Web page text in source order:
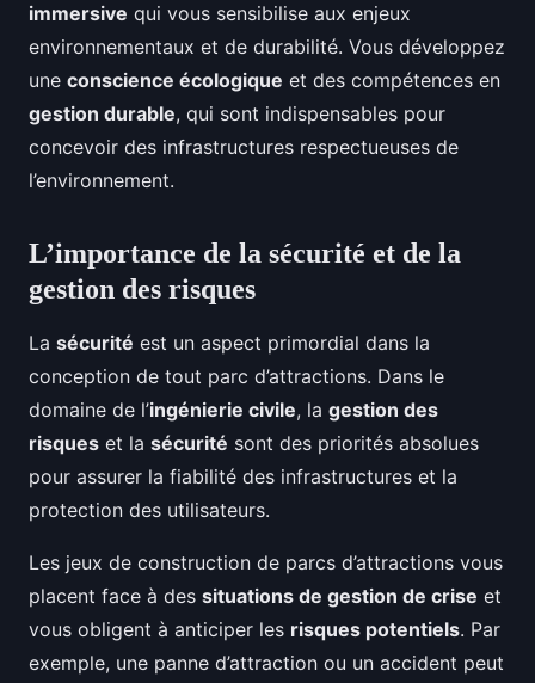
immersive qui vous sensibilise aux enjeux
environnementaux et de durabilité. Vous développez
une conscience écologique et des compétences en
gestion durable, qui sont indispensables pour
concevoir des infrastructures respectueuses de
l’environnement.
L’importance de la sécurité et de la
gestion des risques
La sécurité est un aspect primordial dans la
conception de tout parc d’attractions. Dans le
domaine de l’ingénierie civile, la gestion des
risques et la sécurité sont des priorités absolues
pour assurer la fiabilité des infrastructures et la
protection des utilisateurs.
Les jeux de construction de parcs d’attractions vous
placent face à des situations de gestion de crise et
vous obligent à anticiper les risques potentiels. Par
exemple, une panne d’attraction ou un accident peut